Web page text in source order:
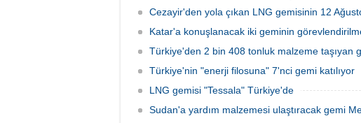
Cezayir'den yola çıkan LNG gemisinin 12
Katar'a konuşlanacak iki geminin
Türkiye'den 2 bin 408 tonluk malzeme taşıyan
Türkiye'nin "enerji filosuna" 7'nci gemi katılıyor
LNG gemisi "Tessala" Türkiye'de
Sudan'a yardım malzemesi ulaştıracak gemi